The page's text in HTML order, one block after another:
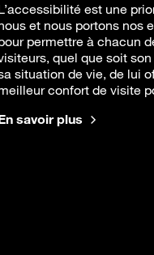
est une
et nous portons nos
permettre à chacun
quel que soit son
situation de vie, de lui
confort de visite
savoir plus